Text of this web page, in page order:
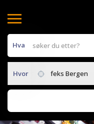
Hva
Hvor feks Bergen